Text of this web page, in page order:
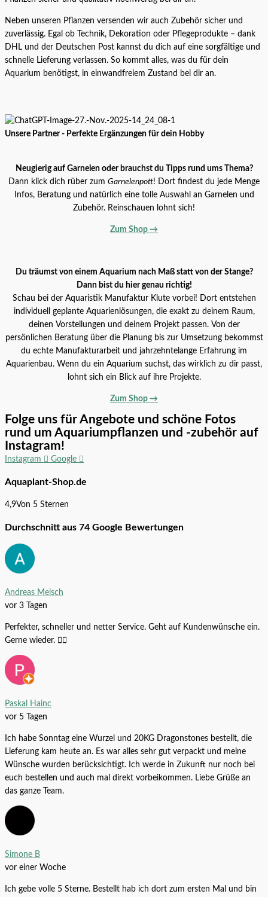
16,98 € /100 g
Alle Produkte8,49€
Alle Produkte 6,99
Komplettset CO2 Anlage Sodastream
Alle Produkte
Microsorum sp. auf Wurzel mit
Saugnapf XL
Alle Produkte27,99€
6,49€/100 g
Halter “Prime” für Abdeckscheiben
Komplettset CO2 Anlage Sodastream
Alle Produkte
Neben unseren Pflanzen versenden wir auch Zubehör sicher und
zuverlässig. Egal ob Technik, Dekoration oder Pflegeprodukte – dank
DHL und der Deutschen Post kannst du dich auf eine sorgfältige und
schnelle Lieferung verlassen. So kommt alles, was du für dein
Aquarium benötigst, in einwandfreiem Zustand bei dir an.
Unsere Partner - Perfekte Ergänzungen für dein Hobby
Neugierig auf Garnelen oder brauchst du Tipps rund ums Thema?
Dann klick dich rüber zum Garnelenpott! Dort findest du jede Menge
Infos, Beratung und natürlich eine tolle Auswahl an Garnelen und
Zubehör. Reinschauen lohnt sich!
Zum Shop →
Du träumst von einem Aquarium nach Maß statt von der Stange?
Dann bist du hier genau richtig!
Schau bei der Aquaristik Manufaktur Klute vorbei! Dort entstehen
individuell geplante Aquarienlösungen, die exakt zu deinem Raum,
deinen Vorstellungen und deinem Projekt passen. Von der
persönlichen Beratung über die Planung bis zur Umsetzung bekommst
du echte Manufakturarbeit und jahrzehntelange Erfahrung im
Aquarienbau. Wenn du ein Aquarium suchst, das wirklich zu dir passt,
lohnt sich ein Blick auf ihre Projekte.
Zum Shop →
Folge uns für Angebote und schöne Fotos
rund um Aquariumpflanzen und -zubehör auf
Instagram!
Instagram Google
Aquaplant-Shop.de
4,9Von 5 Sternen
Durchschnitt aus 74 Google Bewertungen
Andreas Meisch
vor 3 Tagen
Perfekter, schneller und netter Service. Geht auf Kundenwünsche ein.
Gerne wieder. 👍🏻
Paskal Hainc
vor 5 Tagen
Ich habe Sonntag eine Wurzel und 20KG Dragonstones bestellt, die
Lieferung kam heute an. Es war alles sehr gut verpackt und meine
Wünsche wurden berücksichtigt. Ich werde in Zukunft nur noch bei
euch bestellen und auch mal direkt vorbeikommen. Liebe Grüße an
das ganze Team.
Simone B
vor einer Woche
Ich gebe volle 5 Sterne. Bestellt hab ich dort zum ersten Mal und bin